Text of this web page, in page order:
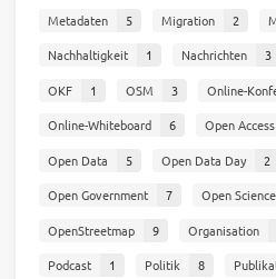
Metadaten
5 Migration 2
Nachhaltigkeit
1 Nachrichten 3
OKF
1 OSM 3 Online-
Online-Whiteboard
6 Open Access
Open Data
5 Open Data Day 2
Open Government
7 Open Science
OpenStreetmap
9 Organisation
Podcast
1 Politik 8